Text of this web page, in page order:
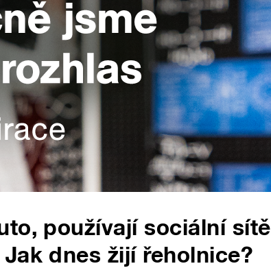
používají sociální sítě
dnes žijí řeholnice?